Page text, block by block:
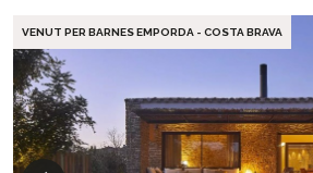
VENUT PER BARNES EMPORDA - COSTA BRAVA